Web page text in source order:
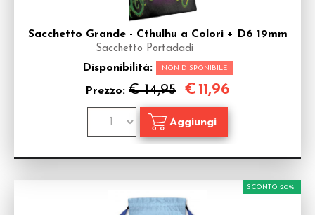
Sacchetto Grande - Cthulhu a Colori + D6 19mm
Sacchetto Portadadi
Disponibilità: NON DISPONIBILE
Prezzo: € 14,95 €11,96
SCONTO 20%